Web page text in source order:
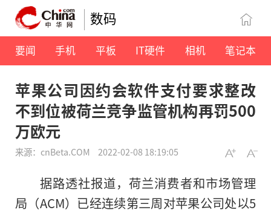
数码
要闻 手机 平板 IT硬件 相机 笔记本
苹果公司因约会软件支付要求整改
不到位被荷兰竞争监管机构再罚500
万欧元
来源：cnBeta.COM 2022-02-08 18:19:05
据路透社报道，荷兰消费者和市场管理
局（ACM）已经连续第三周对苹果公司处以5